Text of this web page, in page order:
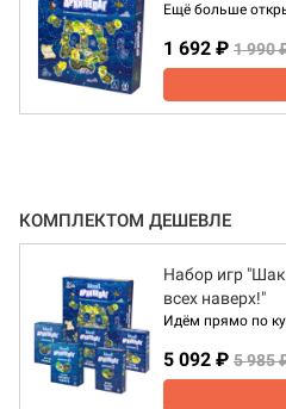
Ещё больше
1 692 ₽ 1 990
КОМПЛЕКТОМ ДЕШЕВЛЕ
Набор игр
всех наверх!"
Идём прямо по
5 092 ₽ 5 985